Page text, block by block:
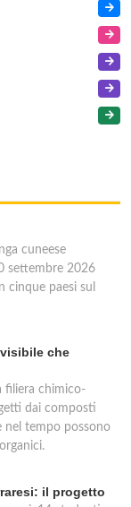
cuneese
settembre 2026
cinque paesi sul
che
filiera chimico-
dai composti
nel tempo possono
il progetto